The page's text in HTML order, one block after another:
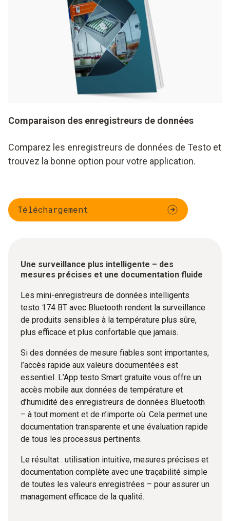
Comparaison des enregistreurs de données
Comparez les enregistreurs de données de Testo et
trouvez la bonne option pour votre application.
Téléchargement
Une surveillance plus intelligente – des
mesures précises et une documentation fluide
Les mini-enregistreurs de données intelligents
testo 174 BT avec Bluetooth rendent la surveillance
de produits sensibles à la température plus sûre,
plus efficace et plus confortable que jamais.
Si des données de mesure fiables sont importantes,
l’accès rapide aux valeurs documentées est
essentiel. L’App testo Smart gratuite vous offre un
accès mobile aux données de température et
d’humidité des enregistreurs de données Bluetooth
– à tout moment et de n’importe où. Cela permet une
documentation transparente et une évaluation rapide
de tous les processus pertinents.
Le résultat : utilisation intuitive, mesures précises et
documentation complète avec une traçabilité simple
de toutes les valeurs enregistrées – pour assurer un
management efficace de la qualité.